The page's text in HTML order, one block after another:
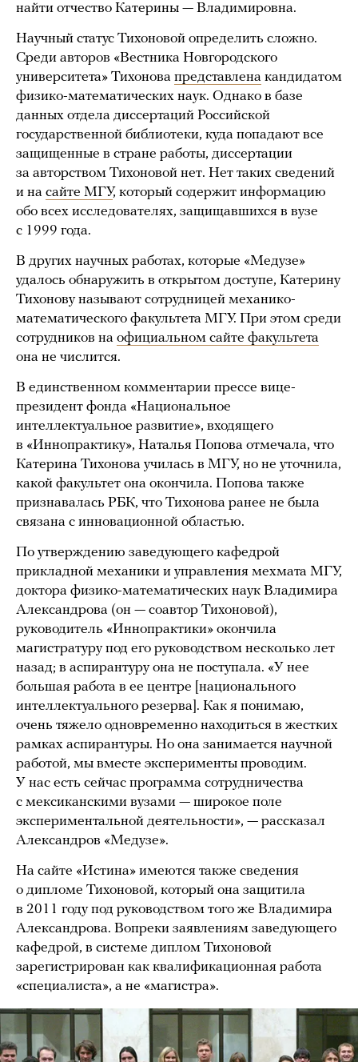
найти отчество Катерины — Владимировна.
Научный статус Тихоновой определить сложно.
Среди авторов «Вестника Новгородского
университета» Тихонова представлена кандидатом
физико-математических наук. Однако в базе
данных отдела диссертаций Российской
государственной библиотеки, куда попадают все
защищенные в стране работы, диссертации
за авторством Тихоновой нет. Нет таких сведений
и на сайте МГУ, который содержит информацию
обо всех исследователях, защищавшихся в вузе
с 1999 года.
В других научных работах, которые «Медузе»
удалось обнаружить в открытом доступе, Катерину
Тихонову называют сотрудницей механико-
математического факультета МГУ. При этом среди
сотрудников на официальном сайте факультета
она не числится.
В единственном комментарии прессе вице-
президент фонда «Национальное
интеллектуальное развитие», входящего
в «Иннопрактику», Наталья Попова отмечала, что
Катерина Тихонова училась в МГУ, но не уточнила,
какой факультет она окончила. Попова также
признавалась РБК, что Тихонова ранее не была
связана с инновационной областью.
По утверждению заведующего кафедрой
прикладной механики и управления мехмата МГУ,
доктора физико-математических наук Владимира
Александрова (он — соавтор Тихоновой),
руководитель «Иннопрактики» окончила
магистратуру под его руководством несколько лет
назад; в аспирантуру она не поступала. «У нее
большая работа в ее центре [национального
интеллектуального резерва]. Как я понимаю,
очень тяжело одновременно находиться в жестких
рамках аспирантуры. Но она занимается научной
работой, мы вместе эксперименты проводим.
У нас есть сейчас программа сотрудничества
с мексиканскими вузами — широкое поле
экспериментальной деятельности», — рассказал
Александров «Медузе».
На сайте «Истина» имеются также сведения
о дипломе Тихоновой, который она защитила
в 2011 году под руководством того же Владимира
Александрова. Вопреки заявлениям заведующего
кафедрой, в системе диплом Тихоновой
зарегистрирован как квалификационная работа
«специалиста», а не «магистра».